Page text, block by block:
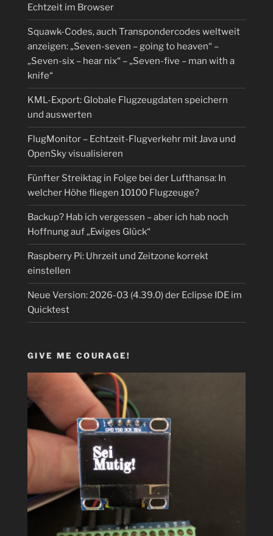
Echtzeit im Browser
Squawk-Codes, auch Transpondercodes weltweit
anzeigen: „Seven-seven – going to heaven“ –
„Seven-six – hear nix“ – „Seven-five – man with a
knife“
KML-Export: Globale Flugzeugdaten speichern
und auswerten
FlugMonitor – Echtzeit-Flugverkehr mit Java und
OpenSky visualisieren
Fünfter Streiktag in Folge bei der Lufthansa: In
welcher Höhe fliegen 10100 Flugzeuge?
Backup? Hab ich vergessen – aber ich hab noch
Hoffnung auf „Ewiges Glück“
Raspberry Pi: Uhrzeit und Zeitzone korrekt
einstellen
Neue Version: 2026-03 (4.39.0) der Eclipse IDE im
Quicktest
GIVE ME COURAGE!